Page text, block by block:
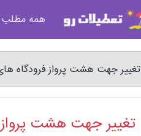
تغییر جهت هشت پرواز فرودگاه
تغییر جهت هشت
همه مطلب